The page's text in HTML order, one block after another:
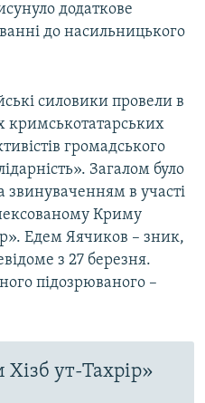
додаткове
до насильницького
силовики провели в
громадського
Загалом було
звинуваченням в участі
Криму
Едем Яячиков – зник,
з 27 березня.
підозрюваного –
ут-Тахрір»